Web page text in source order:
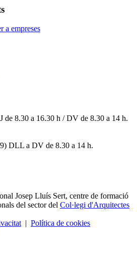
a empreses
8.30 a 16.30 h / DV de 8.30 a 14 h.
DLL a DV de 8.30 a 14 h.
Josep Lluís Sert, centre de formació
del sector del Col·legi d'Arquitectes
| Política de cookies